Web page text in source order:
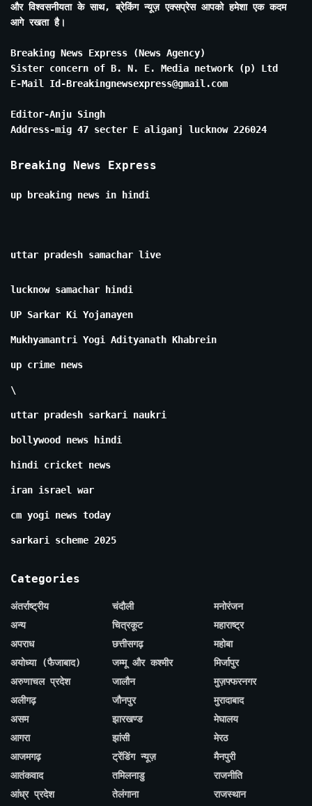
और विश्वसनीयता के साथ, ब्रेकिंग न्यूज़ एक्सप्रेस आपको हमेशा एक कदम
आगे रखता है।
Breaking News Express (News Agency)
Sister concern of B. N. E. Media network (p) Ltd
E-Mail Id-Breakingnewsexpress@gmail.com
Editor-Anju Singh
Address-mig 47 secter E aliganj lucknow 226024
Breaking News Express
up breaking news in hindi
uttar pradesh samachar live
lucknow samachar hindi
UP Sarkar Ki Yojanayen
Mukhyamantri Yogi Adityanath Khabrein
up crime news
\
uttar pradesh sarkari naukri
bollywood news hindi
hindi cricket news
iran israel war
cm yogi news today
sarkari scheme 2025
Categories
अंतर्राष्ट्रीय
अन्य
अपराध
अयोध्या (फैजाबाद)
अरुणाचल प्रदेश
अलीगढ़
असम
आगरा
आजमगढ़
आतंकवाद
आंध्र प्रदेश
चंदौली
चित्रकूट
छत्तीसगढ़
जम्मू और कश्मीर
जालौन
जौनपुर
झारखण्ड
झांसी
ट्रेंडिंग न्यूज़
तमिलनाडु
तेलंगाना
मनोरंजन
महाराष्ट्र
महोबा
मिर्जापुर
मुज़फ्फरनगर
मुरादाबाद
मेघालय
मेरठ
मैनपुरी
राजनीति
राजस्थान